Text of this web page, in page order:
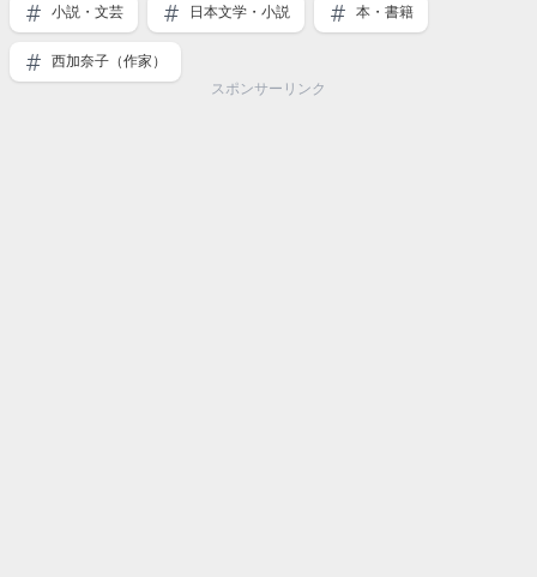
小説・文芸 日本文学・小説 本・書籍
西加奈子（作家）
スポンサーリンク